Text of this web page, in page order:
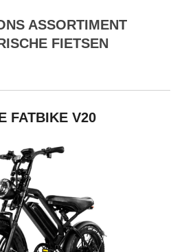
ASSORTIMENT
FIETSEN
FATBIKE V20